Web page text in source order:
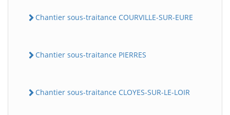
Chantier sous-traitance COURVILLE-SUR-EURE
Chantier sous-traitance PIERRES
Chantier sous-traitance CLOYES-SUR-LE-LOIR